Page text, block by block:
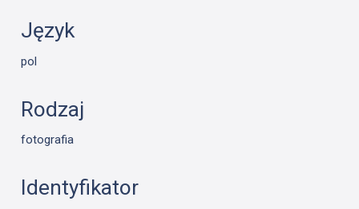
Język
pol
Rodzaj
fotografia
Identyfikator